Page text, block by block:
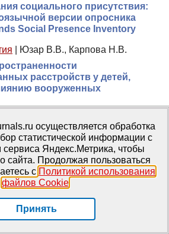
социального присутствия:
версии опросника
Social Presence Inventory
Юзар В.В., Карпова Н.В.
расстройств у детей,
вооруженных
МГППУ
осуществляется обработка
статистической информации с
сервиса Яндекс.Метрика, чтобы
сайта. Продолжая пользоваться
с Политикой использования
файлов Cookie.
Принять